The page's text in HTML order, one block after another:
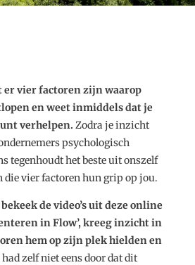
er vier factoren zijn waarop
en weet inmiddels dat je
verhelpen. Zodra je inzicht
psychologisch
tegenhoudt het beste uit onszelf
die vier factoren hun grip op jou.
de video’s uit deze online
in Flow’, kreeg inzicht in
hem op zijn plek hielden en
zelf niet eens door dat dit